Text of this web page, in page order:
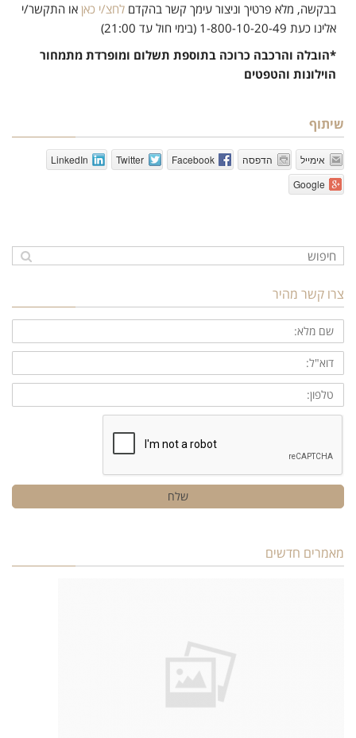
בבקשה, מלא פרטיך וניצור עימך קשר בהקדם לחצ/י כאן או התקשר/י
אלינו כעת 1-800-10-20-49 (בימי חול עד 21:00)
*הובלה והרכבה כרוכה בתוספת תשלום ומופרדת מתמחור
הוילונות והטפטים
שיתוף
אימייל הדפסה Facebook
Twitter
LinkedIn
Google
צרו קשר מהיר
שם
מלא:
דוא"ל:
טלפון:
שלח
מאמרים חדשים